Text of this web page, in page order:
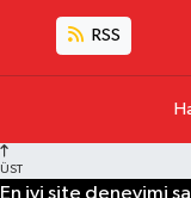
RSS
ÜST